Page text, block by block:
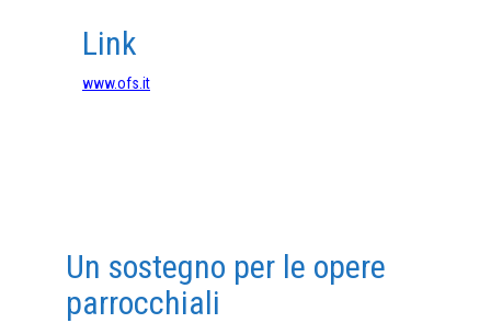
Link
www.ofs.it
Un sostegno per le opere
parrocchiali